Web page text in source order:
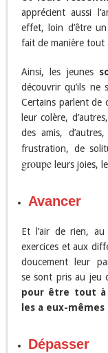
apprécient aussi
effet, loin d’être
fait de manière tout
Ainsi, les jeunes
découvrir qu’ils ne
Certains parlent de
leur colère,
des amis,
frustration, de
groupe leurs joies,
Avancer
Et l’air de rien,
exercices et aux
doucement leur
se sont pris au jeu
pour être tout à
les a eux-
Dépasser